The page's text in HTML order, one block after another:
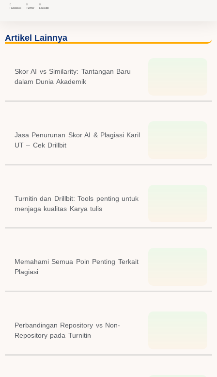
Facebook Twitter LinkedIn
Artikel Lainnya
Skor AI vs Similarity: Tantangan Baru
dalam Dunia Akademik
Jasa Penurunan Skor AI & Plagiasi Karil
UT – Cek Drillbit
Turnitin dan Drillbit: Tools penting untuk
menjaga kualitas Karya tulis
Memahami Semua Poin Penting Terkait
Plagiasi
Perbandingan Repository vs Non-
Repository pada Turnitin